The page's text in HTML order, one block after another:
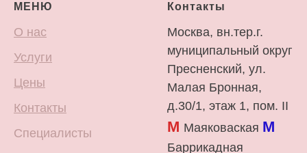
МЕНЮ
О нас
Услуги
Цены
Контакты
Специалисты
Контакты
Москва, вн.тер.г.
муниципальный округ
Пресненский, ул.
Малая Бронная,
д.30/1, этаж 1, пом. II
М Маяковаская М
Баррикадная